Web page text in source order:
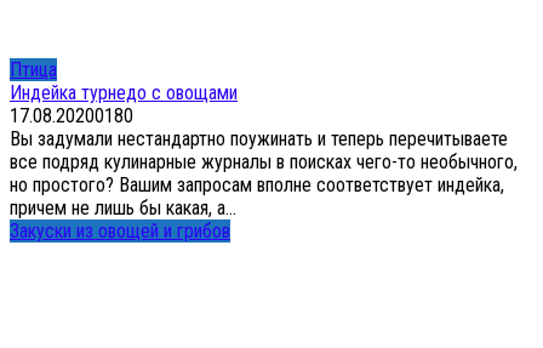
Птица
Индейка турнедо с овощами
17.08.20200180
Вы задумали нестандартно поужинать и теперь перечитываете
все подряд кулинарные журналы в поисках чего-то необычного,
но простого? Вашим запросам вполне соответствует индейка,
причем не лишь бы какая, а...
Закуски из овощей и грибов